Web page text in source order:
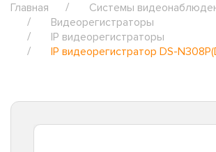
Главная
Системы
Видеорегистраторы
IP видеорегистраторы
IP видеорегистратор DS-